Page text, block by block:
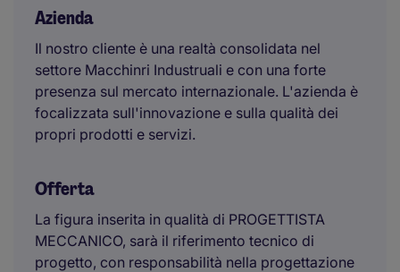
Azienda
Il nostro cliente è una realtà consolidata nel
settore Macchinri Industruali e con una forte
presenza sul mercato internazionale. L'azienda è
focalizzata sull'innovazione e sulla qualità dei
propri prodotti e servizi.
Offerta
La figura inserita in qualità di PROGETTISTA
MECCANICO, sarà il riferimento tecnico di
progetto, con responsabilità nella progettazione